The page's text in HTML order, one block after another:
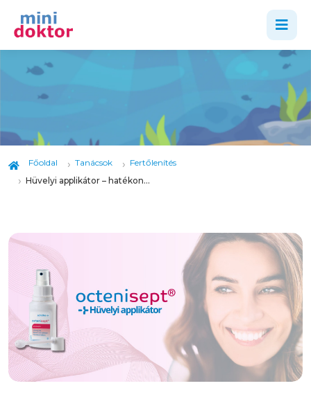
Főoldal Tanácsok
Fertőlenítés
Hüvelyi applikátor – hatékony megoldás hüvelyi fertőzés ellen!